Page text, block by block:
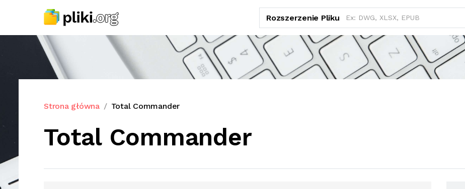
Rozszerzenie Pliku
Strona główna Total Commander
Total Commander